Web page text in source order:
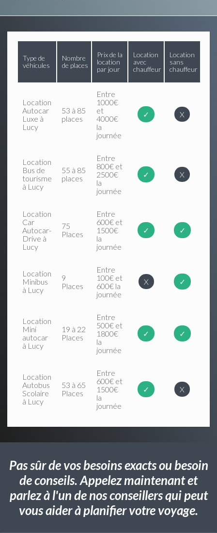
Type de
véhicules
Nombre
de places
Prix de la
location
par jour
Location
avec
chauffeur
Location
sans
chauffeur
Location
Autocar
Luxe à
Lucy
53 à 85
places
Entre
1000€
et
4000€
la
journée
✓ X
Location
Bus de
tourisme
à Lucy
55 à 85
places
Entre
800€ et
2500€
la
journée
✓ X
Location
Car
Autocar-
Drive à
Lucy
75
Places
Entre
600€ et
1500€
la
journée
✓ ✓
Location
Minibus
à Lucy
9
Places
Entre
100€ et
600€ la
journée
X ✓
Location
Mini
autocar
à Lucy
19 à 22
Places
Entre
500€ et
1800€
la
journée
✓ ✓
Location
Autobus
Scolaire
à Lucy
53 à 65
Places
Entre
600€ et
1500€
la
journée
✓ X
Pas sûr de vos besoins exacts ou besoin
de conseils. Appelez maintenant et
parlez à l'un de nos conseillers qui peut
vous aider à planifier votre voyage.